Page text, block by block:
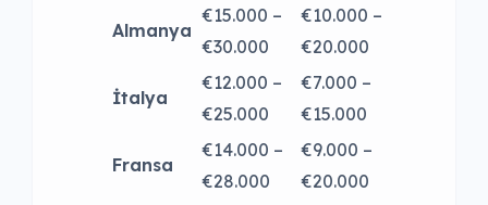
Almanya
€15.000 –
€30.000
€10.000 –
€20.000
İtalya
€12.000 –
€25.000
€7.000 –
€15.000
Fransa
€14.000 –
€28.000
€9.000 –
€20.000